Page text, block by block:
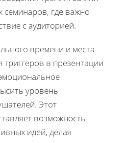
где важно
с аудиторией.
времени и места
в презентации
уровень
Этот
возможность
идей, делая